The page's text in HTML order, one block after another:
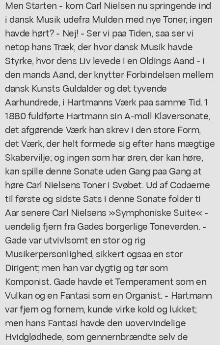
Men Starten - kom Carl Nielsen nu springende ind
i dansk Musik udefra Mulden med nye Toner, ingen
havde hørt? - Nej! - Ser vi paa Tiden, saa ser vi
netop hans Træk, der hvor dansk Musik havde
Styrke, hvor dens Liv levede i en Oldings Aand - i
den mands Aand, der knytter Forbindelsen mellem
dansk Kunsts Guldalder og det tyvende
Aarhundrede, i Hartmanns Værk paa samme Tid. 1
1880 fuldførte Hartmann sin A-moll Klaversonate,
det afgørende Værk han skrev i den store Form,
det Værk, der helt formede sig efter hans mægtige
Skabervilje; og ingen som har øren, der kan høre,
kan spille denne Sonate uden Gang paa Gang at
høre Carl Nielsens Toner i Svøbet. Ud af Codaerne
til første og sidste Sats i denne Sonate folder ti
Aar senere Carl Nielsens »Symphoniske Suite« -
uendelig fjern fra Gades borgerlige Toneverden. -
Gade var utvivlsomt en stor og rig
Musikerpersonlighed, sikkert ogsaa en stor
Dirigent; men han var dygtig og tør som
Komponist. Gade havde et Temperament som en
Vulkan og en Fantasi som en Organist. - Hartmann
var fjern og fornem, kunde virke kold og lukket;
men hans Fantasi havde den uovervindelige
Hvidglødhede, som gennernbrændte selv de